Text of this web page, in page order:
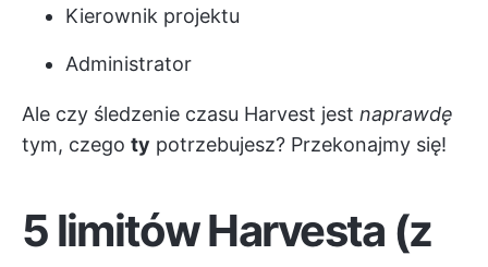
Kierownik projektu
Administrator
Ale czy śledzenie czasu Harvest jest naprawdę
tym, czego ty potrzebujesz? Przekonajmy się!
5 limitów Harvesta (z